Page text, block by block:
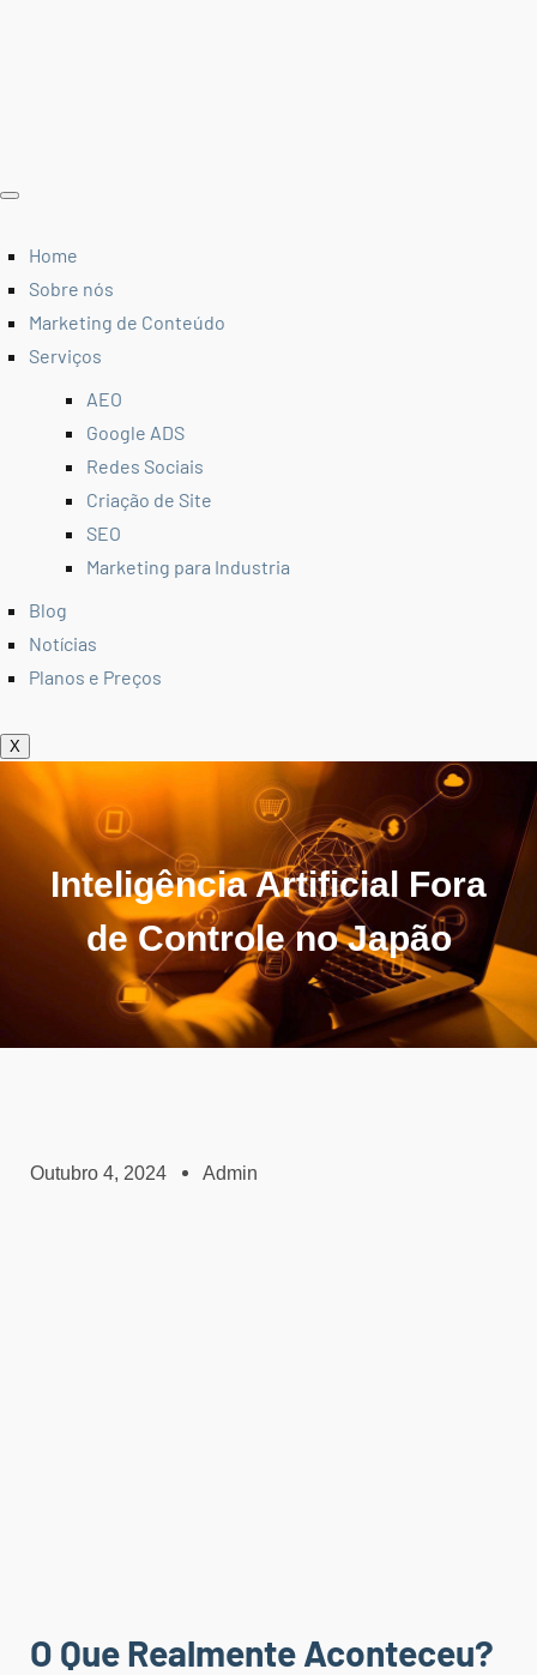
Home
Sobre nós
Marketing de Conteúdo
Serviços
AEO
Google ADS
Redes Sociais
Criação de Site
SEO
Marketing para Industria
Blog
Notícias
Planos e Preços
X
Inteligência Artificial Fora
de Controle no Japão
Outubro 4, 2024 Admin
O Que Realmente Aconteceu?